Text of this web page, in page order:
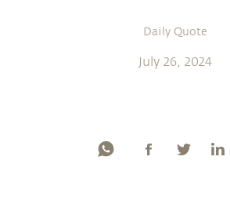
Daily Quote
July 26, 2024